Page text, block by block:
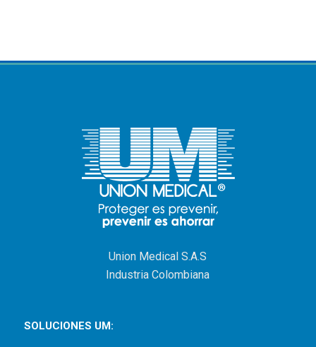
Union Medical S.A.S
Industria Colombiana
SOLUCIONES UM: